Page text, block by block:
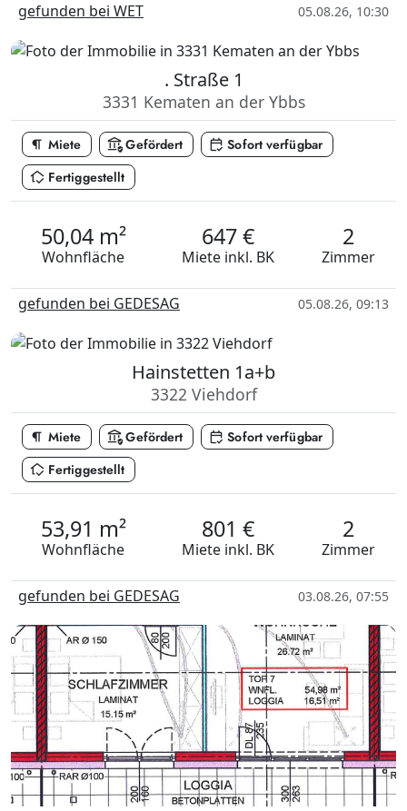
gefunden bei WET 05.08.26, 10:30
. Straße 1
3331 Kematen an der Ybbs
format_paragraph Miete assured_workloadGefördert calendar_check Sofort verfügbar
in_home_mode Fertiggestellt
50,04 m²
Wohnfläche
647 €
Miete inkl. BK
2
Zimmer
gefunden bei GEDESAG 05.08.26, 09:13
Hainstetten 1a+b
3322 Viehdorf
format_paragraph Miete assured_workloadGefördert calendar_check Sofort verfügbar
in_home_mode Fertiggestellt
53,91 m²
Wohnfläche
801 €
Miete inkl. BK
2
Zimmer
gefunden bei GEDESAG 03.08.26, 07:55